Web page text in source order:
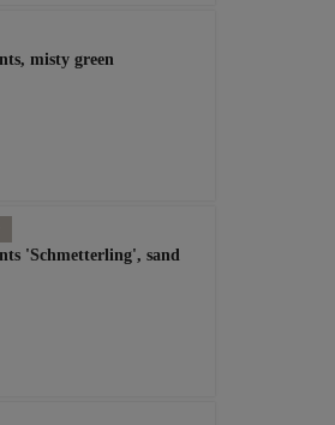
misty green
'Schmetterling', sand